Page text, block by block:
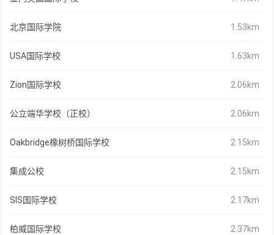
北京国际学院 1.53km
USA国际学校 1.63km
Zion国际学校 2.06km
公立端华学校（正校） 2.06km
Oakbridge橡树桥国际学校 2.15km
集成公校 2.15km
SIS国际学校 2.17km
柏威国际学校 2.37km